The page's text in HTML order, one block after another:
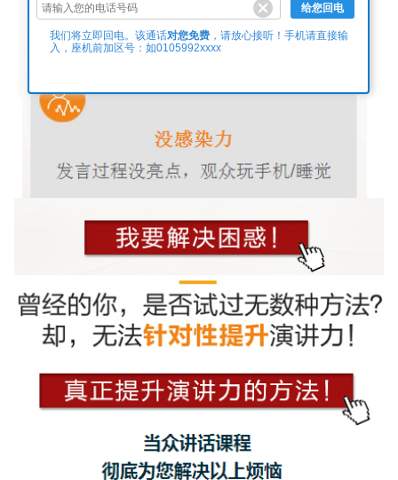
给您回电
我们将立即回电。该通话对您免费，请放心接听！手机请直接输
入，座机前加区号：如0105992xxxx